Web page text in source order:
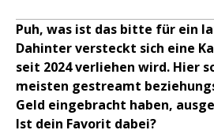
Puh, was ist das bitte für ein
Dahinter versteckt sich eine
seit 2024 verliehen wird. Hier
meisten gestreamt
Geld eingebracht haben,
Ist dein Favorit dabei?